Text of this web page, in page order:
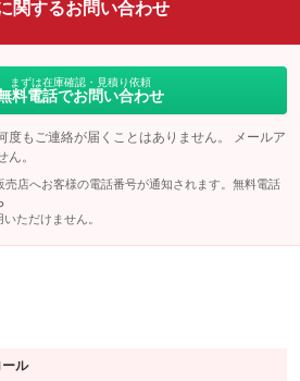
関するお問い合わせ
まずは在庫確認・見積り依頼
料電話でお問い合わせ
度もご連絡が届くことはありません。 メールア
ん。
店へお客様の電話番号が通知されます。無料電話
ただけません。
ル